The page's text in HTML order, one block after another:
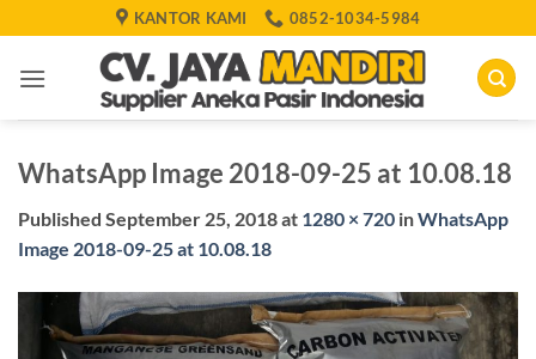
to
content
KANTOR KAMI 0852-1034-5984
WhatsApp Image 2018-09-25 at 10.08.18
Published September 25, 2018at 1280 × 720 inWhatsApp
Image 2018-09-25 at 10.08.18